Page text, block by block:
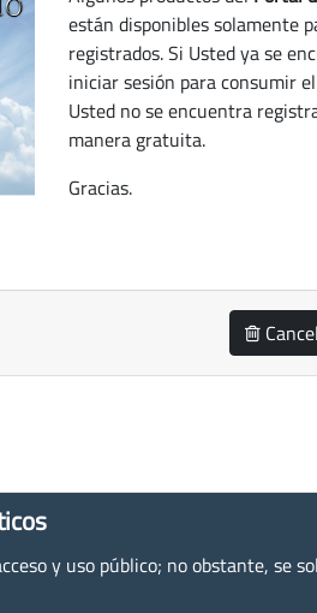
están disponibles solamente
registrados. Si Usted ya se
iniciar sesión para consumir
Usted no se encuentra
manera gratuita.
Gracias.
y uso público; no obstante, se